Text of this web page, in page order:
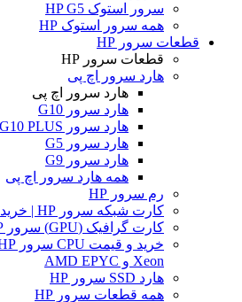
سرور استوک HP G5
همه سرور استوک HP
قطعات سرور HP
قطعات سرور HP
هارد سرور اچ پی
هارد سرور اچ پی
هارد سرور G10
هارد سرور G10 PLUS
هارد سرور G5
هارد سرور G9
همه هارد سرور اچ پی
رم سرور HP
کارت شبکه سرور HP | خرید کارت شبکه HP
کارت گرافیک (GPU) سرور HP
Xeon و AMD EPYC
هارد SSD سرور HP
همه قطعات سرور HP